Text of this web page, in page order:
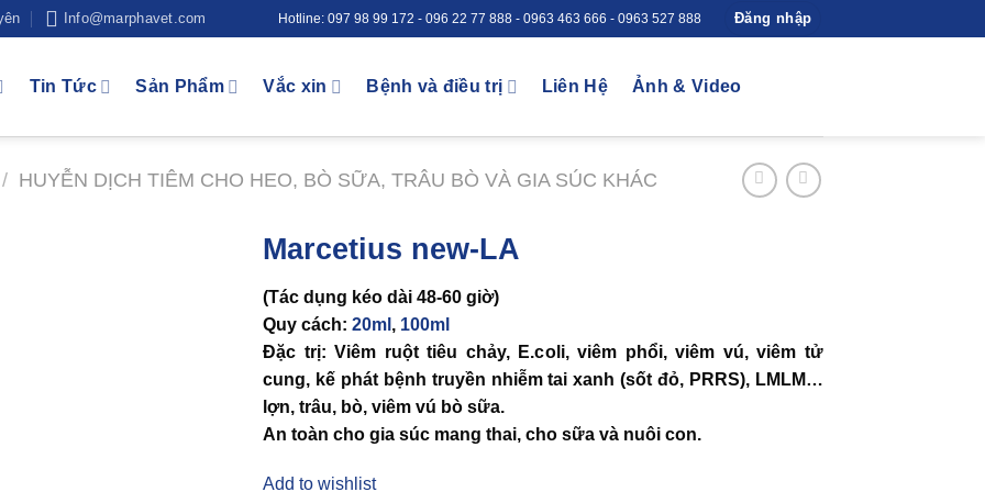
Info@marphavet.com Hotline: 097 98 99 172 - 096 22 77 888 - 0963 463 666 - 0963 527 888 Đăng nhập
Tin Tức Sản Phẩm Vắc xin Bệnh và điều trị Liên Hệ Ảnh & Video
/ HUYỄN DỊCH TIÊM CHO HEO, BÒ SỮA, TRÂU BÒ VÀ GIA SÚC KHÁC
Marcetius new-LA
(Tác dụng kéo dài 48-60 giờ)
Quy cách: 20ml , 100ml
Đặc trị: Viêm ruột tiêu chảy, E.coli, viêm phổi, viêm vú, viêm tử
cung, kế phát bệnh truyền nhiễm tai xanh (sốt đỏ, PRRS), LMLM…
lợn, trâu, bò, viêm vú bò sữa.
An toàn cho gia súc mang thai, cho sữa và nuôi con.
Add to wishlist